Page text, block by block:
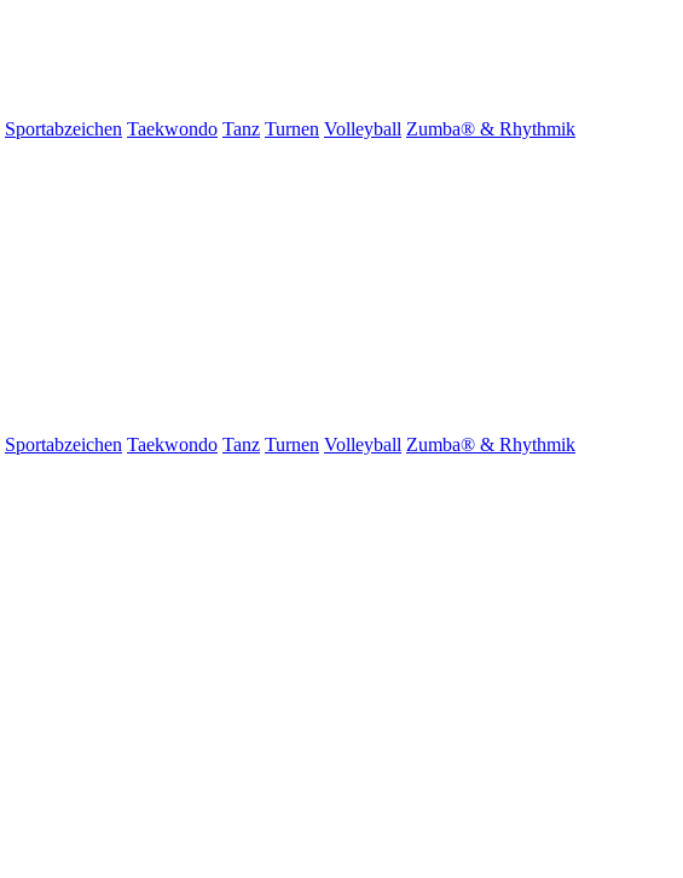
Sportabzeichen Taekwondo Tanz Turnen Volleyball Zumba® & Rhythmik
Sportabzeichen Taekwondo Tanz Turnen Volleyball Zumba® & Rhythmik